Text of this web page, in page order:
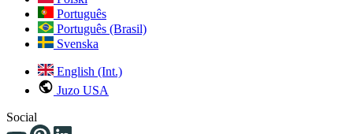
Português
Português (Brasil)
Svenska
English (Int.)
Juzo USA
Social